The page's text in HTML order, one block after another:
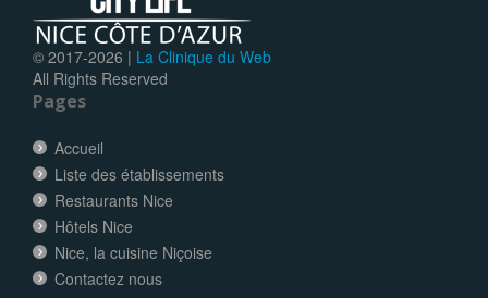
© 2017-2026 | La Clinique du Web
All Rights Reserved
Pages
Accueil
Liste des établissements
Restaurants Nice
Hôtels Nice
Nice, la cuisine Niçoise
Contactez nous